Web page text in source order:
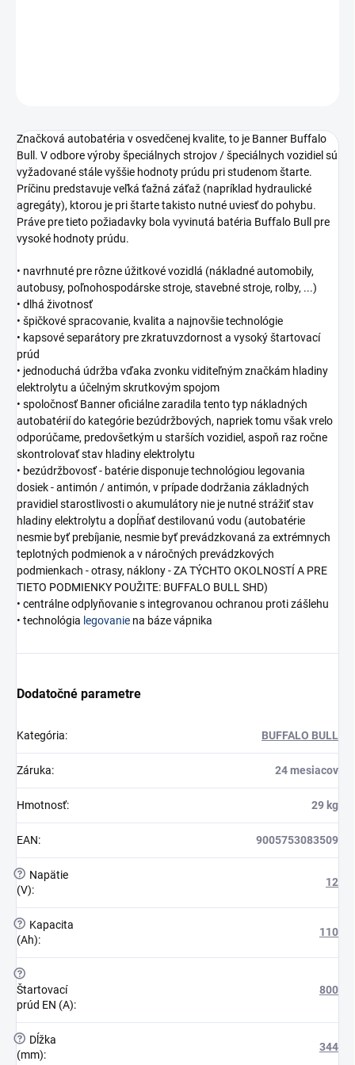
Značková autobatéria v osvedčenej kvalite, to je Banner Buffalo
Bull. V odbore výroby špeciálnych strojov / špeciálnych vozidiel sú
vyžadované stále vyššie hodnoty prúdu pri studenom štarte.
Príčinu predstavuje veľká ťažná záťaž (napríklad hydraulické
agregáty), ktorou je pri štarte takisto nutné uviesť do pohybu.
Práve pre tieto požiadavky bola vyvinutá batéria Buffalo Bull pre
vysoké hodnoty prúdu.
• navrhnuté pre rôzne úžitkové vozidlá (nákladné automobily,
autobusy, poľnohospodárske stroje, stavebné stroje, rolby, ...)
• dlhá životnosť
• špičkové spracovanie, kvalita a najnovšie technológie
• kapsové separátory pre zkratuvzdornost a vysoký štartovací
prúd
• jednoduchá údržba vďaka zvonku viditeľným značkám hladiny
elektrolytu a účelným skrutkovým spojom
• spoločnosť Banner oficiálne zaradila tento typ nákladných
autobatérií do kategórie bezúdržbových, napriek tomu však vrelo
odporúčame, predovšetkým u starších vozidiel, aspoň raz ročne
skontrolovať stav hladiny elektrolytu
• bezúdržbovosť - batérie disponuje technológiou legovania
dosiek - antimón / antimón, v prípade dodržania základných
pravidiel starostlivosti o akumulátory nie je nutné strážiť stav
hladiny elektrolytu a dopĺňať destilovanú vodu (autobatérie
nesmie byť prebíjanie, nesmie byť prevádzkovaná za extrémnych
teplotných podmienok a v náročných prevádzkových
podmienkach - otrasy, náklony - ZA TÝCHTO OKOLNOSTÍ A PRE
TIETO PODMIENKY POUŽITE: BUFFALO BULL SHD)
• centrálne odplyňovanie s integrovanou ochranou proti zášlehu
• technológia legovanie na báze vápnika
Dodatočné parametre
Kategória: BUFFALO BULL
Záruka: 24 mesiacov
Hmotnosť: 29 kg
EAN: 9005753083509
?
Napätie
(V):
12
?
Kapacita
(Ah):
110
?
Štartovací
prúd EN (A):
800
?
Dĺžka
(mm):
344